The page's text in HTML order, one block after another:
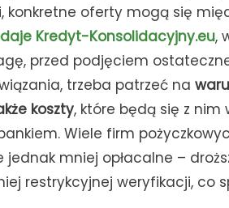
konkretne oferty mogą się
Kredyt-Konsolidacyjny.eu,
przed podjęciem
trzeba patrzeć na
koszty, które będą się z nim
Wiele firm
mniej opłacalne –
restrykcyjnej weryfikacji, co